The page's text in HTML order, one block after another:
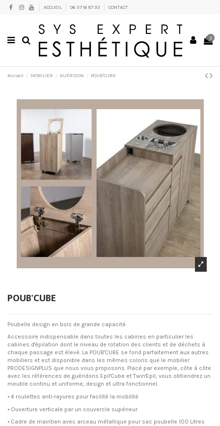
ACCUEIL 06 37 16 87 33 CONTACT
0
Accueil MOBILIER GUÉRIDON POUB'CUBE
POUB'CUBE
Poubelle design en bois de grande capacité.
Accessoire indispensable dans toutes les cabines en particulier les
cabines d'épilation dont le niveau de rotation des clients et de déchets à
chaque passage est élevé. La POUB'CUBE se fond parfaitement aux autres
mobiliers et est disponible dans les mêmes coloris que le mobilier
PRODESIGNPLUS que nous vous proposons. Placé par exemple, côte à côte
avec les références de guéridons Epil'Cube et Twin'Epil, vous obtiendrez un
meuble continu et uniforme, design et ultra fonctionnel.
• 4 roulettes anti-rayures pour facilité la mobilité
• Ouverture verticale par un couvercle supérieur
• Cadre de maintien avec arceau métallique pour sac poubelle 100 Litres